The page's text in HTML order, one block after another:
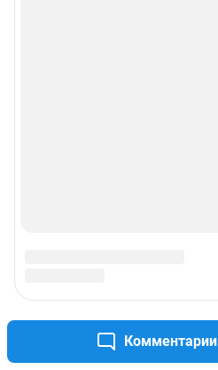
Комментарии